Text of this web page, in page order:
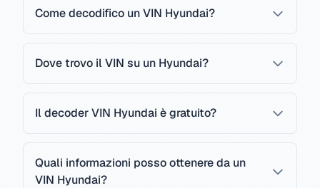
Come decodifico un VIN Hyundai?
Dove trovo il VIN su un Hyundai?
Il decoder VIN Hyundai è gratuito?
Quali informazioni posso ottenere da un
VIN Hyundai?